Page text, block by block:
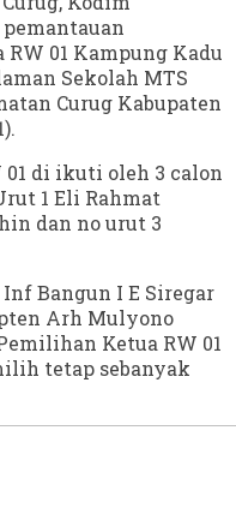
01 Kampung Kadu
Sekolah MTS
Curug Kabupaten
di ikuti oleh 3 calon
1 Eli Rahmat
dan no urut 3
Bangun I E Siregar
Arh Mulyono
Ketua RW 01
tetap sebanyak